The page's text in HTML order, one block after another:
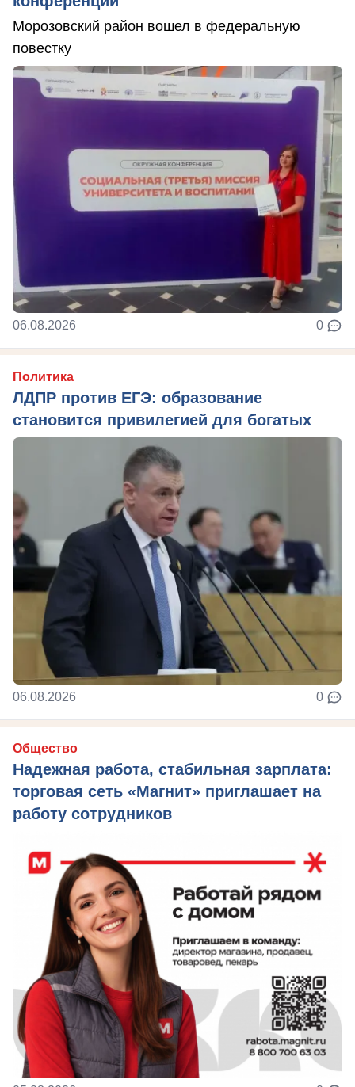
Морозовский район вошел в федеральную
повестку
06.08.2026 0
Политика
ЛДПР против ЕГЭ: образование
становится привилегией для богатых
06.08.2026 0
Общество
Надежная работа, стабильная зарплата:
торговая сеть «Магнит» приглашает на
работу сотрудников